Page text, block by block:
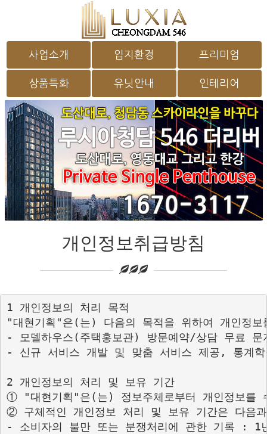
사업소개 입지환경 프리미엄
상품특화 유닛안내 인테리어
개인정보취급방침
1 개인정보의 처리 목적
"대현기획"은(는) 다음의 목적을 위하여 개인정
- 모델하우스(주택홍보관) 방문예약/상담 무료 문
- 신규 서비스 개발 및 맞춤 서비스 제공, 통계
2 개인정보의 처리 및 보유 기간
① "대현기획"은(는) 정보주체로부터 개인정보를
② 구체적인 개인정보 처리 및 보유 기간은 다음
- 소비자의 불만 또는 분쟁처리에 관한 기록 : 1